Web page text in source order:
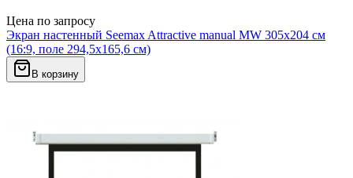
Цена по запросу
Экран настенный Seemax Attractive manual MW 305x204 см
(16:9, поле 294,5x165,6 см)
В корзину